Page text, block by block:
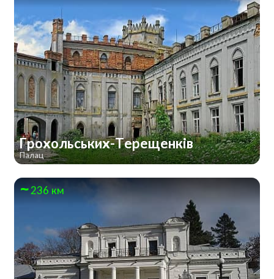
Грохольських-Терещенків
Палац
236 км